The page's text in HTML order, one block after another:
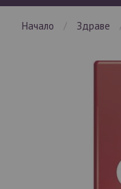
начало здраве